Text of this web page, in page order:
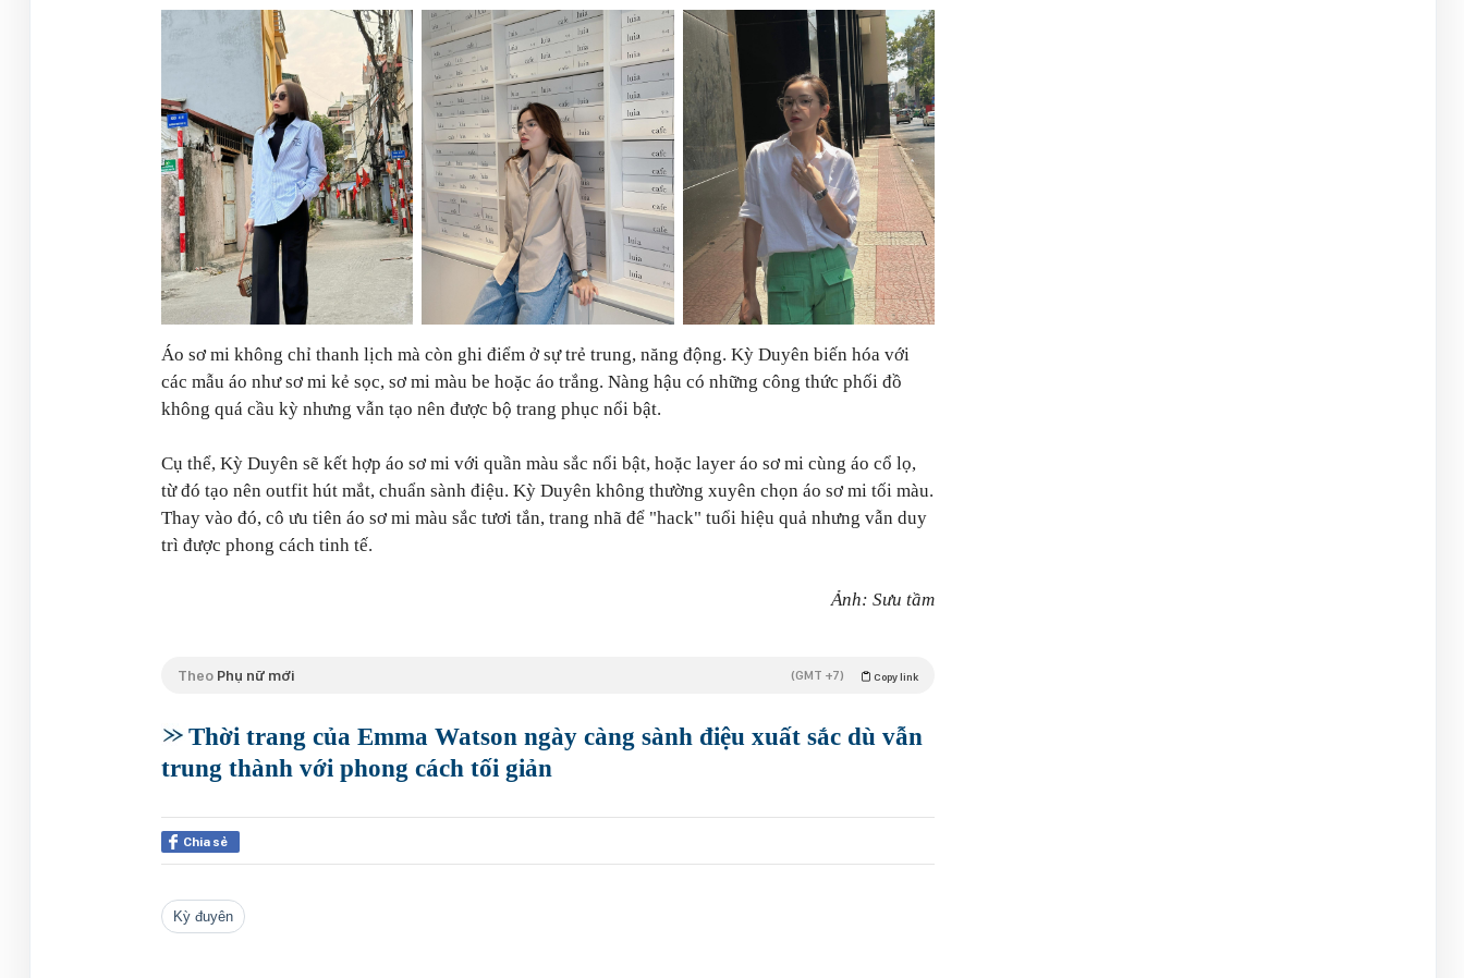
Áo sơ mi không chỉ thanh lịch mà còn ghi điểm ở sự trẻ trung, năng động. Kỳ Duyên biến hóa với
các mẫu áo như sơ mi kẻ sọc, sơ mi màu be hoặc áo trắng. Nàng hậu có những công thức phối đồ
không quá cầu kỳ nhưng vẫn tạo nên được bộ trang phục nổi bật.
Cụ thể, Kỳ Duyên sẽ kết hợp áo sơ mi với quần màu sắc nổi bật, hoặc layer áo sơ mi cùng áo cổ lọ,
từ đó tạo nên outfit hút mắt, chuẩn sành điệu. Kỳ Duyên không thường xuyên chọn áo sơ mi tối màu.
Thay vào đó, cô ưu tiên áo sơ mi màu sắc tươi tắn, trang nhã để "hack" tuổi hiệu quả nhưng vẫn duy
trì được phong cách tinh tế.
Ảnh: Sưu tầm
Theo Phụ nữ mới Copy link
(GMT +7)
Thời trang của Emma Watson ngày càng sành điệu xuất sắc dù vẫn
trung thành với phong cách tối giản
Chia sẻ
kỳ đuyên